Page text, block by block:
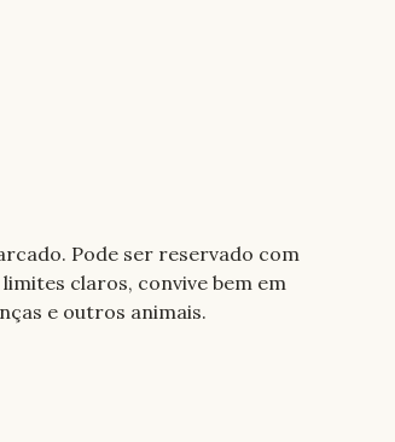
Pode ser reservado com
claros, convive bem em
e outros animais.